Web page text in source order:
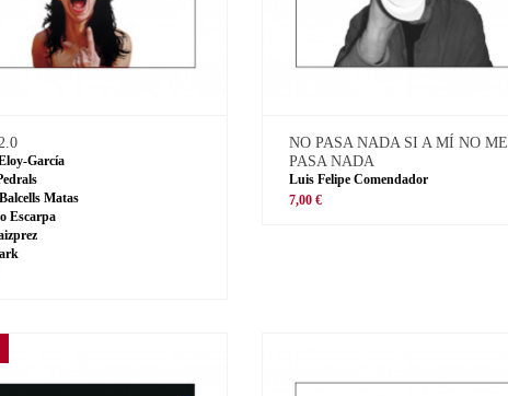
García
Matas
Escarpa
NO PASA NADA SI A MÍ NO ME
PASA NADA
Luis Felipe Comendador
7,00 €